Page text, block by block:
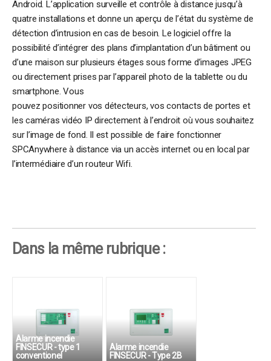
Android. L’application surveille et contrôle à distance jusqu’à
quatre installations et donne un aperçu de l’état du système de
détection d’intrusion en cas de besoin. Le logiciel offre la
possibilité d’intégrer des plans d’implantation d’un bâtiment ou
d’une maison sur plusieurs étages sous forme d’images JPEG
ou directement prises par l’appareil photo de la tablette ou du
smartphone. Vous
pouvez positionner vos détecteurs, vos contacts de portes et
les caméras vidéo IP directement à l’endroit où vous souhaitez
sur l’image de fond. Il est possible de faire fonctionner
SPCAnywhere à distance via un accès internet ou en local par
l’intermédiaire d’un routeur Wifi.
Dans la même rubrique :
Alarme incendie
FINSECUR - type 1
conventionel
Alarme incendie
FINSECUR - Type 2B